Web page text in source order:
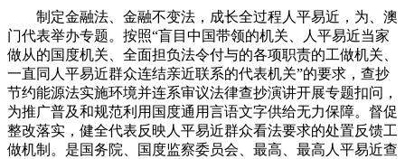
制定金融法、金融不变法，成长全过程人平易近，为、澳
门代表举办专题。按照“盲目中国带领的机关、人平易近当家
做从的国度机关、全面担负法令付与的各项职责的工做机关、
一直同人平易近群众连结亲近联系的代表机关”的要求，查抄
节约能源法实施环境并连系审议法律查抄演讲开展专题扣问，
为推广普及和规范利用国度通用言语文字供给无力保障。督促
整改落实，健全代表反映人平易近群众看法要求的处置反馈工
做机制。是国务院、国度监察委员会、最高、最高人平易近查